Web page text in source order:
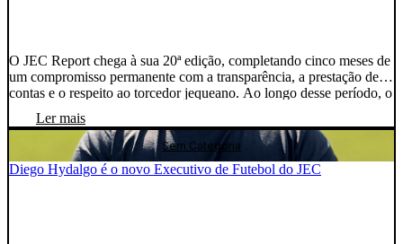
O JEC Report chega à sua 20ª edição, completando cinco meses de
um compromisso permanente com a transparência, a prestação de
contas e o respeito ao torcedor jequeano. Ao longo desse período, o
movimentações dos setores do clube, compartilhando avanços,
desafios, decisões e próximos passos. Mesmo diante de um […]
Ler mais
Sem Categoria
Diego Hydalgo é o novo Executivo de Futebol do JEC